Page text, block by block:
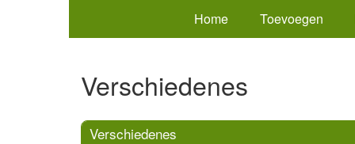
Home Toevoegen
Verschiedenes
Verschiedenes